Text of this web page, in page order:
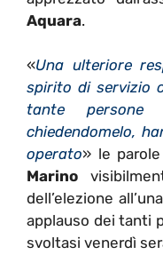
Aquara.
«Una ulteriore
spirito di servizio
tante
chiedendomelo,
operato» le
Marino
dell’elezione
applauso dei tanti
svoltasi venerdì